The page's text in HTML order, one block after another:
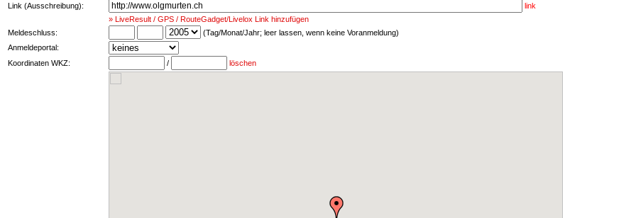
Link (Ausschreibung):
link
» LiveResult / GPS / RouteGadget/Livelox Link hinzufügen
Meldeschluss:
(Tag/Monat/Jahr; leer lassen, wenn keine Voranmeldung)
Anmeldeportal:
Koordinaten WKZ:
/ löschen